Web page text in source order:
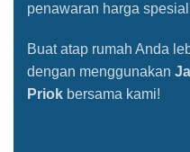
penawaran harga
Buat atap rumah Anda
dengan menggunakan
Priok bersama kami!